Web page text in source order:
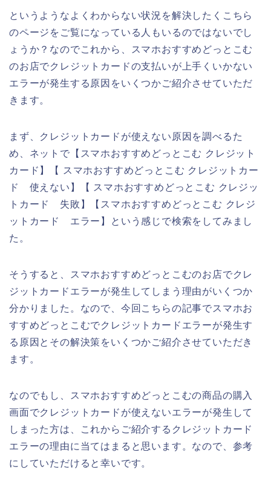
というようなよくわからない状況を解決したくこちら
のページをご覧になっている人もいるのではないでし
ょうか？なのでこれから、スマホおすすめどっとこむ
のお店でクレジットカードの支払いが上手くいかない
エラーが発生する原因をいくつかご紹介させていただ
きます。
まず、クレジットカードが使えない原因を調べるた
め、ネットで【スマホおすすめどっとこむ クレジット
カード】【 スマホおすすめどっとこむ クレジットカー
ド 使えない】【 スマホおすすめどっとこむ クレジッ
トカード 失敗】【スマホおすすめどっとこむ クレジ
ットカード エラー】という感じで検索をしてみまし
た。
そうすると、スマホおすすめどっとこむのお店でクレ
ジットカードエラーが発生してしまう理由がいくつか
分かりました。なので、今回こちらの記事でスマホお
すすめどっとこむでクレジットカードエラーが発生す
る原因とその解決策をいくつかご紹介させていただき
ます。
なのでもし、スマホおすすめどっとこむの商品の購入
画面でクレジットカードが使えないエラーが発生して
しまった方は、これからご紹介するクレジットカード
エラーの理由に当てはまると思います。なので、参考
にしていただけると幸いです。